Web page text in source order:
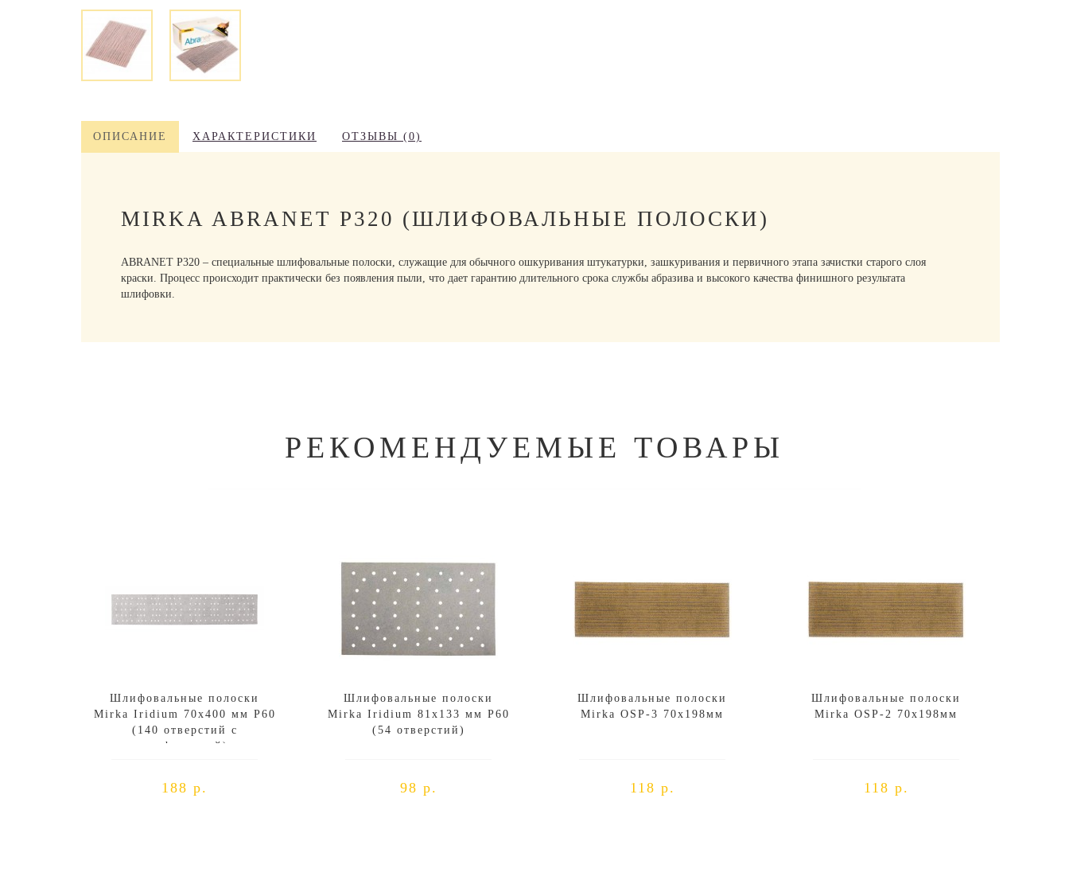
ОПИСАНИЕ ХАРАКТЕРИСТИКИ ОТЗЫВЫ (0)
MIRKA ABRANET P320 (ШЛИФОВАЛЬНЫЕ ПОЛОСКИ)
ABRANET P320 – специальные шлифовальные полоски, служащие для обычного ошкуривания штукатурки, зашкуривания и первичного этапа зачистки старого слоя
краски. Процесс происходит практически без появления пыли, что дает гарантию длительного срока службы абразива и высокого качества финишного результата
шлифовки.
РЕКОМЕНДУЕМЫЕ ТОВАРЫ
Шлифовальные полоски
Mirka Iridium 70х400 мм P60
(140 отверстий с
перфорацией)
188 р.
Шлифовальные полоски
Mirka Iridium 81x133 мм P60
(54 отверстий)
98 р.
Шлифовальные полоски
Mirka OSP-3 70x198мм
118 р.
Шлифовальные полоски
Mirka OSP-2 70x198мм
118 р.